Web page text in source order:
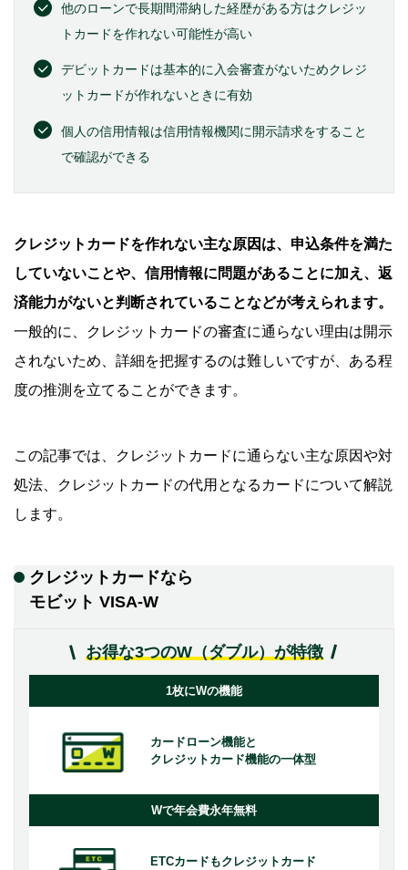
他のローンで長期間滞納した経歴がある方はクレジッ
トカードを作れない可能性が高い
デビットカードは基本的に入会審査がないためクレジ
ットカードが作れないときに有効
個人の信用情報は信用情報機関に開示請求をすること
で確認ができる
クレジットカードを作れない主な原因は、申込条件を満た
していないことや、信用情報に問題があることに加え、返
済能力がないと判断されていることなどが考えられます。
一般的に、クレジットカードの審査に通らない理由は開示
されないため、詳細を把握するのは難しいですが、ある程
度の推測を立てることができます。
この記事では、クレジットカードに通らない主な原因や対
処法、クレジットカードの代用となるカードについて解説
します。
クレジットカードなら
モビット VISA-W
お得な3つのW（ダブル）が特徴
1枚にWの機能
カードローン機能と
クレジットカード機能の一体型
Wで年会費永年無料
ETCカードもクレジットカード